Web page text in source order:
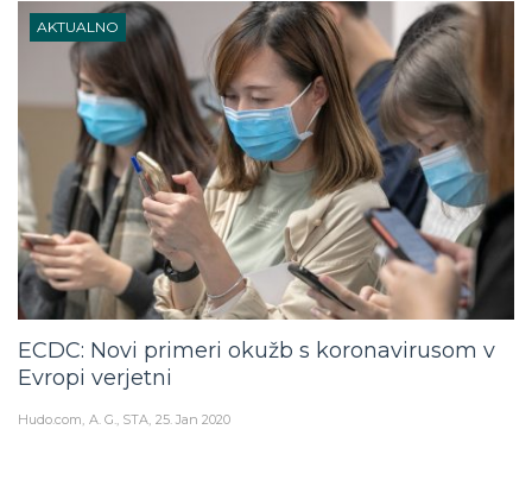
AKTUALNO
ECDC: Novi primeri okužb s koronavirusom v
Evropi verjetni
Hudo.com A. G., STA 25. Jan 2020